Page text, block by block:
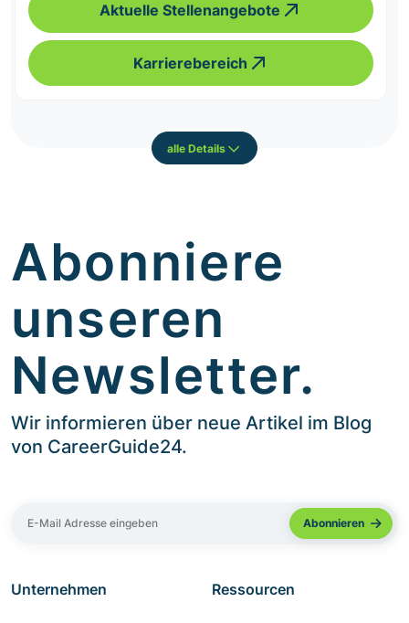
Aktuelle Stellenangebote
Karrierebereich
alle Details
Abonniere
unseren
Newsletter.
Wir informieren über neue Artikel im Blog
von CareerGuide24.
Unternehmen Ressourcen